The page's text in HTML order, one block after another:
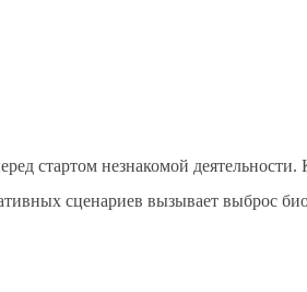
стартом незнакомой
сценариев вызывает выброс